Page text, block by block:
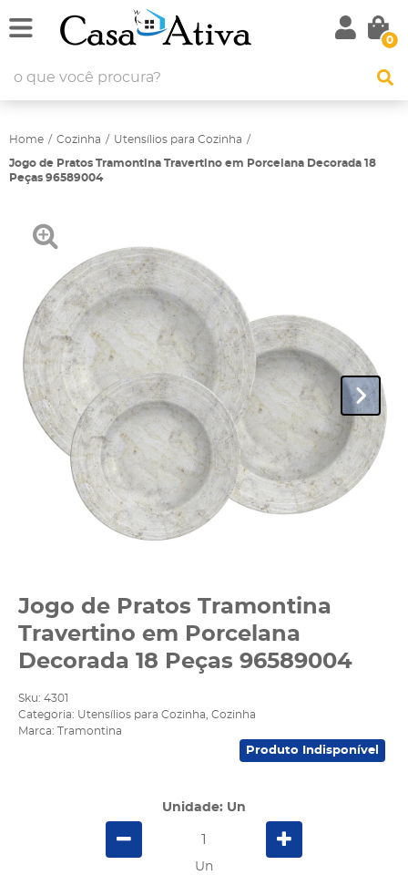
0
Home Cozinha Utensílios para Cozinha
Jogo de Pratos Tramontina Travertino em Porcelana Decorada 18
Peças 96589004
Jogo de Pratos Tramontina
Travertino em Porcelana
Decorada 18 Peças 96589004
Sku: 4301
Categoria: Utensílios para Cozinha Cozinha
Marca:
Tramontina
Produto Indisponível
Unidade: Un
Un